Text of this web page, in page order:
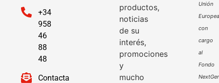
+34
958
46
88
48
Contacta
productos,
noticias
de su
interés,
promociones
y
mucho
Unión
Europea
con
cargo
al
Fondo